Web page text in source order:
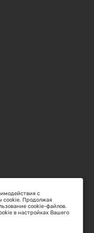
с
cookie. Продолжая
cookie-файлов.
в настройках Вашего